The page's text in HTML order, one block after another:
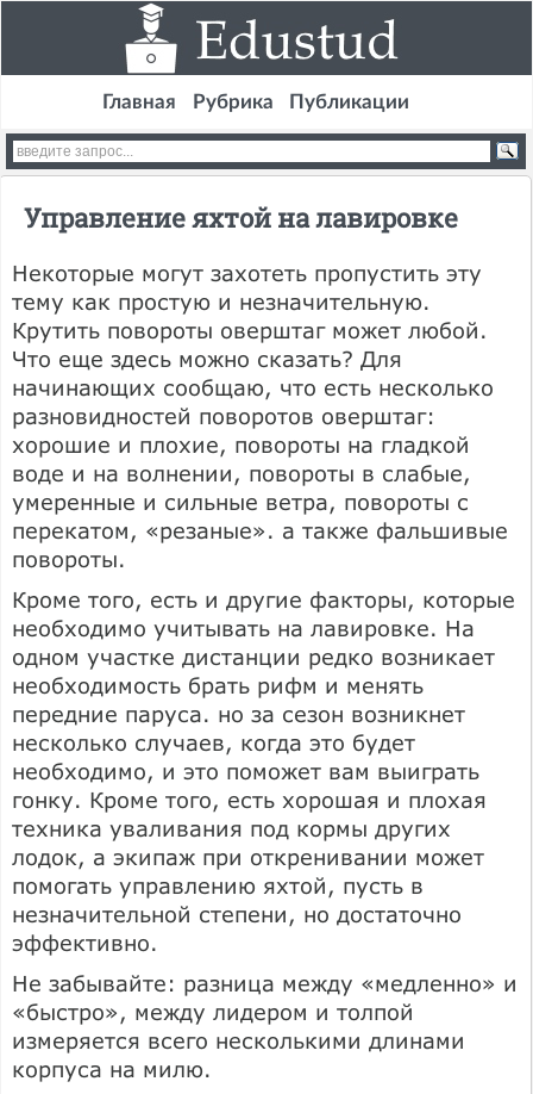
Главная Рубрика Публикации
Управление яхтой на лавировке
Некоторые могут захотеть пропустить эту
тему как простую и незначительную.
Крутить повороты оверштаг может любой.
Что еще здесь можно сказать? Для
начинающих сообщаю, что есть несколько
разновидностей поворотов оверштаг:
хорошие и плохие, повороты на гладкой
воде и на волнении, повороты в слабые,
умеренные и сильные ветра, повороты с
перекатом, «резаные». а также фальшивые
повороты.
Кроме того, есть и другие факторы, которые
необходимо учитывать на лавировке. На
одном участке дистанции редко возникает
необходимость брать рифм и менять
передние паруса. но за сезон возникнет
несколько случаев, когда это будет
необходимо, и это поможет вам выиграть
гонку. Кроме того, есть хорошая и плохая
техника уваливания под кормы других
лодок, а экипаж при откренивании может
помогать управлению яхтой, пусть в
незначительной степени, но достаточно
эффективно.
Не забывайте: разница между «медленно» и
«быстро», между лидером и толпой
измеряется всего несколькими длинами
корпуса на милю.